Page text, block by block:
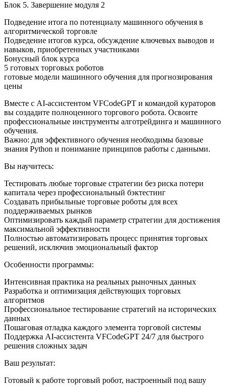
Блок 5. Завершение модуля 2
Подведение итога по потенциалу машинного обучения в
алгоритмической торговле
Подведение итогов курса, обсуждение ключевых выводов и
навыков, приобретенных участниками
Бонусный блок курса
5 готовых торговых роботов
готовые модели машинного обучения для прогнозирования
цены
Вместе с AI-ассистентом VFCodeGPT и командой кураторов
вы создадите полноценного торгового робота. Освоите
профессиональные инструменты алготрейдинга и машинного
обучения.
Важно: для эффективного обучения необходимы базовые
знания Python и понимание принципов работы с данными.
Вы научитесь:
Тестировать любые торговые стратегии без риска потери
капитала через профессиональный бэктестинг
Создавать прибыльные торговые роботы для всех
поддерживаемых рынков
Оптимизировать каждый параметр стратегии для достижения
максимальной эффективности
Полностью автоматизировать процесс принятия торговых
решений, исключив эмоциональный фактор
Особенности программы:
Интенсивная практика на реальных рыночных данных
Разработка и оптимизация действующих торговых
алгоритмов
Профессиональное тестирование стратегий на исторических
данных
Пошаговая отладка каждого элемента торговой системы
Поддержка AI-ассистента VFCodeGPT 24/7 для быстрого
решения сложных задач
Ваш результат:
Готовый к работе торговый робот, настроенный под вашу